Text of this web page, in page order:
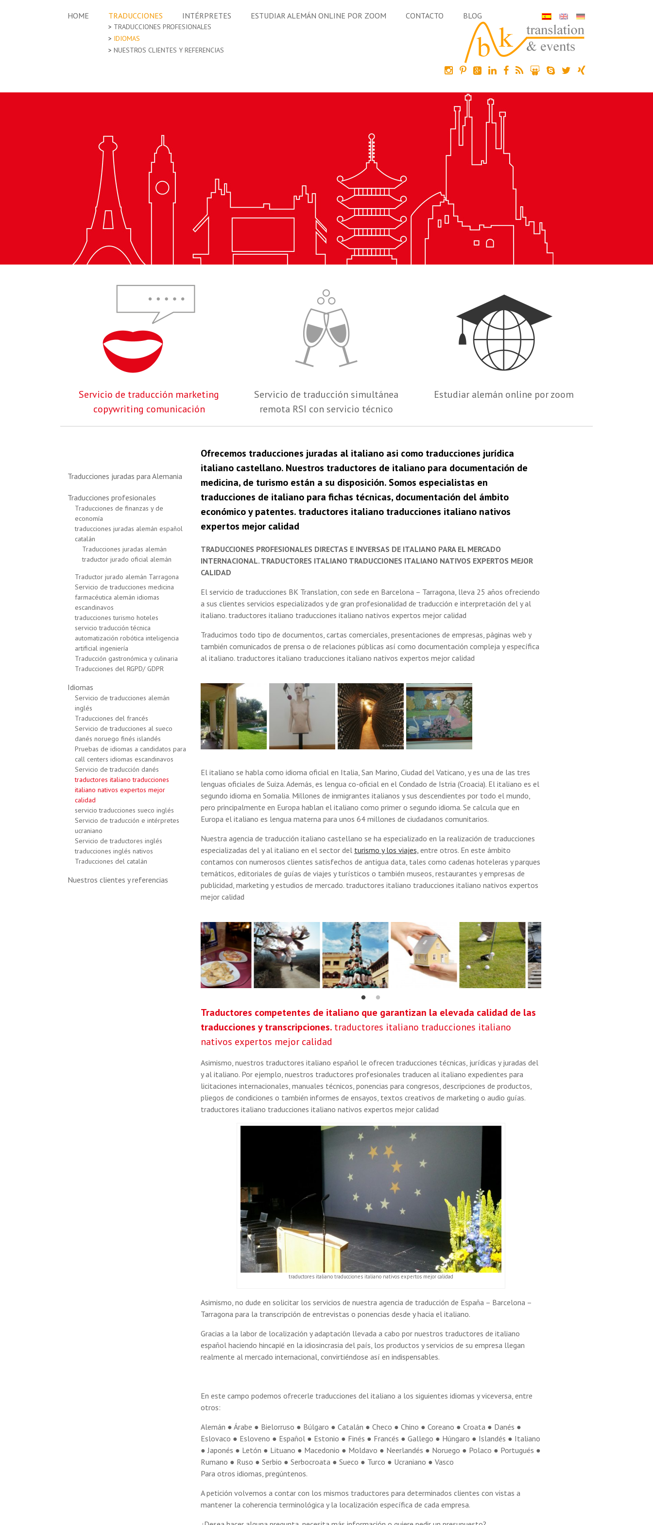
HOME TRADUCCIONES
TRADUCCIONES PROFESIONALES
IDIOMAS
NUESTROS CLIENTES Y REFERENCIAS
INTÉRPRETES ESTUDIAR ALEMÁN ONLINE POR ZOOM CONTACTO BLOG
Servicio de traducción marketing
copywriting comunicación
Servicio de traducción simultánea
remota RSI con servicio técnico
Estudiar alemán online por zoom
Traducciones juradas para Alemania
Traducciones profesionales
Traducciones de finanzas y de
economía
traducciones juradas alemán español
catalán
Traducciones juradas alemán
traductor jurado oficial alemán
Traductor jurado alemán Tarragona
Servicio de traducciones medicina
farmacéutica alemán idiomas
escandinavos
traducciones turismo hoteles
servicio traducción técnica
automatización robótica inteligencia
artificial ingeniería
Traducción gastronómica y culinaria
Traducciones del RGPD/ GDPR
Idiomas
Servicio de traducciones alemán
inglés
Traducciones del francés
Servicio de traducciones al sueco
danés noruego finés islandés
Pruebas de idiomas a candidatos para
call centers idiomas escandinavos
Servicio de traducción danés
traductores italiano traducciones
italiano nativos expertos mejor
calidad
servicio traducciones sueco inglés
Servicio de traducción e intérpretes
ucraniano
Servicio de traductores inglés
traducciones inglés nativos
Traducciones del catalán
Nuestros clientes y referencias
Ofrecemos traducciones juradas al italiano asi como traducciones jurídica
italiano castellano. Nuestros traductores de italiano para documentación de
medicina, de turismo están a su disposición. Somos especialistas en
traducciones de italiano para fichas técnicas, documentación del ámbito
económico y patentes. traductores italiano traducciones italiano nativos
expertos mejor calidad
TRADUCCIONES PROFESIONALES DIRECTAS E INVERSAS DE ITALIANO PARA EL MERCADO
INTERNACIONAL. TRADUCTORES ITALIANO TRADUCCIONES ITALIANO NATIVOS EXPERTOS MEJOR
CALIDAD
El servicio de traducciones BK Translation, con sede en Barcelona – Tarragona, lleva 25 años ofreciendo
a sus clientes servicios especializados y de gran profesionalidad de traducción e interpretación del y al
italiano. traductores italiano traducciones italiano nativos expertos mejor calidad
Traducimos todo tipo de documentos, cartas comerciales, presentaciones de empresas, páginas web y
también comunicados de prensa o de relaciones públicas así como documentación compleja y específica
al italiano. traductores italiano traducciones italiano nativos expertos mejor calidad
El italiano se habla como idioma oficial en Italia, San Marino, Ciudad del Vaticano, y es una de las tres
lenguas oficiales de Suiza. Además, es lengua co-oficial en el Condado de Istria (Croacia). El italiano es el
segundo idioma en Somalia. Millones de inmigrantes italianos y sus descendientes por todo el mundo,
pero principalmente en Europa hablan el italiano como primer o segundo idioma. Se calcula que en
Europa el italiano es lengua materna para unos 64 millones de ciudadanos comunitarios.
Nuestra agencia de traducción italiano castellano se ha especializado en la realización de traducciones
especializadas del y al italiano en el sector del turismo y los viajes, entre otros. En este ámbito
contamos con numerosos clientes satisfechos de antigua data, tales como cadenas hoteleras y parques
temáticos, editoriales de guías de viajes y turísticos o también museos, restaurantes y empresas de
publicidad, marketing y estudios de mercado. traductores italiano traducciones italiano nativos expertos
mejor calidad
Traductores competentes de italiano que garantizan la elevada calidad de las
traducciones y transcripciones. traductores italiano traducciones italiano
nativos expertos mejor calidad
Asimismo, nuestros traductores italiano español le ofrecen traducciones técnicas, jurídicas y juradas del
y al italiano. Por ejemplo, nuestros traductores profesionales traducen al italiano expedientes para
licitaciones internacionales, manuales técnicos, ponencias para congresos, descripciones de productos,
pliegos de condiciones o también informes de ensayos, textos creativos de marketing o audio guías.
traductores italiano traducciones italiano nativos expertos mejor calidad
traductores italiano traducciones italiano nativos expertos mejor calidad
Asimismo, no dude en solicitar los servicios de nuestra agencia de traducción de España – Barcelona –
Tarragona para la transcripción de entrevistas o ponencias desde y hacia el italiano.
Gracias a la labor de localización y adaptación llevada a cabo por nuestros traductores de italiano
español haciendo hincapié en la idiosincrasia del país, los productos y servicios de su empresa llegan
realmente al mercado internacional, convirtiéndose así en indispensables.
En este campo podemos ofrecerle traducciones del italiano a los siguientes idiomas y viceversa, entre
otros:
Alemán ● Árabe ● Bielorruso ● Búlgaro ● Catalán ● Checo ● Chino ● Coreano ● Croata ● Danés ●
Eslovaco ● Esloveno ● Español ● Estonio ● Finés ● Francés ● Gallego ● Húngaro ● Islandés ● Italiano
● Japonés ● Letón ● Lituano ● Macedonio ● Moldavo ● Neerlandés ● Noruego ● Polaco ● Portugués ●
Rumano ● Ruso ● Serbio ● Serbocroata ● Sueco ● Turco ● Ucraniano ● Vasco
Para otros idiomas, pregúntenos.
A petición volvemos a contar con los mismos traductores para determinados clientes con vistas a
mantener la coherencia terminológica y la localización específica de cada empresa.